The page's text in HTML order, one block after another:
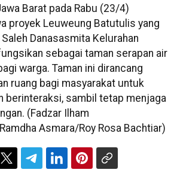
Barat pada Rabu (23/4)
proyek Leuweung Batutulis yang
Danasasmita Kelurahan
sebagai taman serapan air
warga. Taman ini dirancang
ruang bagi masyarakat untuk
berinteraksi, sambil tetap menjaga
(Fadzar Ilham
Asmara/Roy Rosa Bachtiar)